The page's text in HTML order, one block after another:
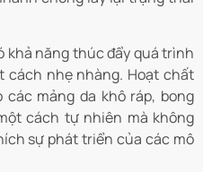
khả năng thúc đẩy quá trình
cách nhẹ nhàng. Hoạt chất
mảng da khô ráp, bong
cách tự nhiên mà không
sự phát triển của các mô